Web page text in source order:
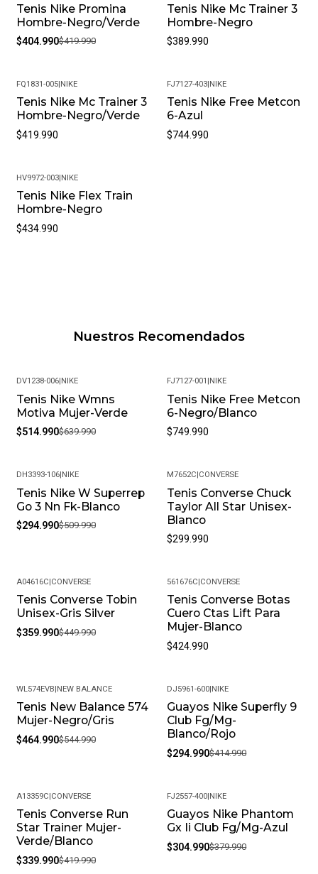
-4%
Tenis Nike Promina
Hombre-Negro/Verde
$404.990$419.990
Tenis Nike Mc Trainer 3
Hombre-Negro
$389.990
FQ1831-005|NIKE
Tenis Nike Mc Trainer 3
Hombre-Negro/Verde
$419.990
FJ7127-403|NIKE
Tenis Nike Free Metcon
6-Azul
$744.990
HV9972-003|NIKE
Tenis Nike Flex Train
Hombre-Negro
$434.990
Nuestros Recomendados
-20%
DV1238-006|NIKE
Tenis Nike Wmns
Motiva Mujer-Verde
$514.990$639.990
FJ7127-001 |NIKE
Tenis Nike Free Metcon
6-Negro/Blanco
$749.990
-42%
DH3393-106|NIKE
Tenis Nike W Superrep
Go 3 Nn Fk-Blanco
$294.990$509.990
M7652C|CONVERSE
Tenis Converse Chuck
Taylor All Star Unisex-
Blanco
$299.990
-20%
A04616C|CONVERSE
Tenis Converse Tobin
Unisex-Gris Silver
$359.990$449.990
561676C|CONVERSE
Tenis Converse Botas
Cuero Ctas Lift Para
Mujer-Blanco
$424.990
-15%
WL574EVB|NEW BALANCE
Tenis New Balance 574
Mujer-Negro/Gris
$464.990$544.990
-29%
DJ5961-600|NIKE
Guayos Nike Superfly 9
Club Fg/Mg-
Blanco/Rojo
$294.990$414.990
-19%
A13359C|CONVERSE
Tenis Converse Run
Star Trainer Mujer-
Verde/Blanco
$339.990$419.990
-20%
FJ2557-400|NIKE
Guayos Nike Phantom
Gx Ii Club Fg/Mg-Azul
$304.990$379.990